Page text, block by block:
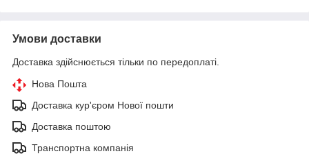
Умови доставки
Доставка здійснюється тільки по передоплаті.
Нова Пошта
Доставка кур'єром Нової пошти
Доставка поштою
Транспортна компанія